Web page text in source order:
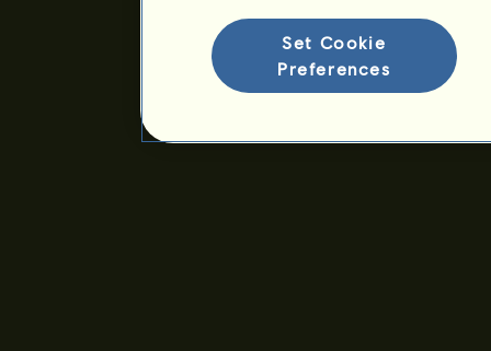
Set Cookie
Preferences